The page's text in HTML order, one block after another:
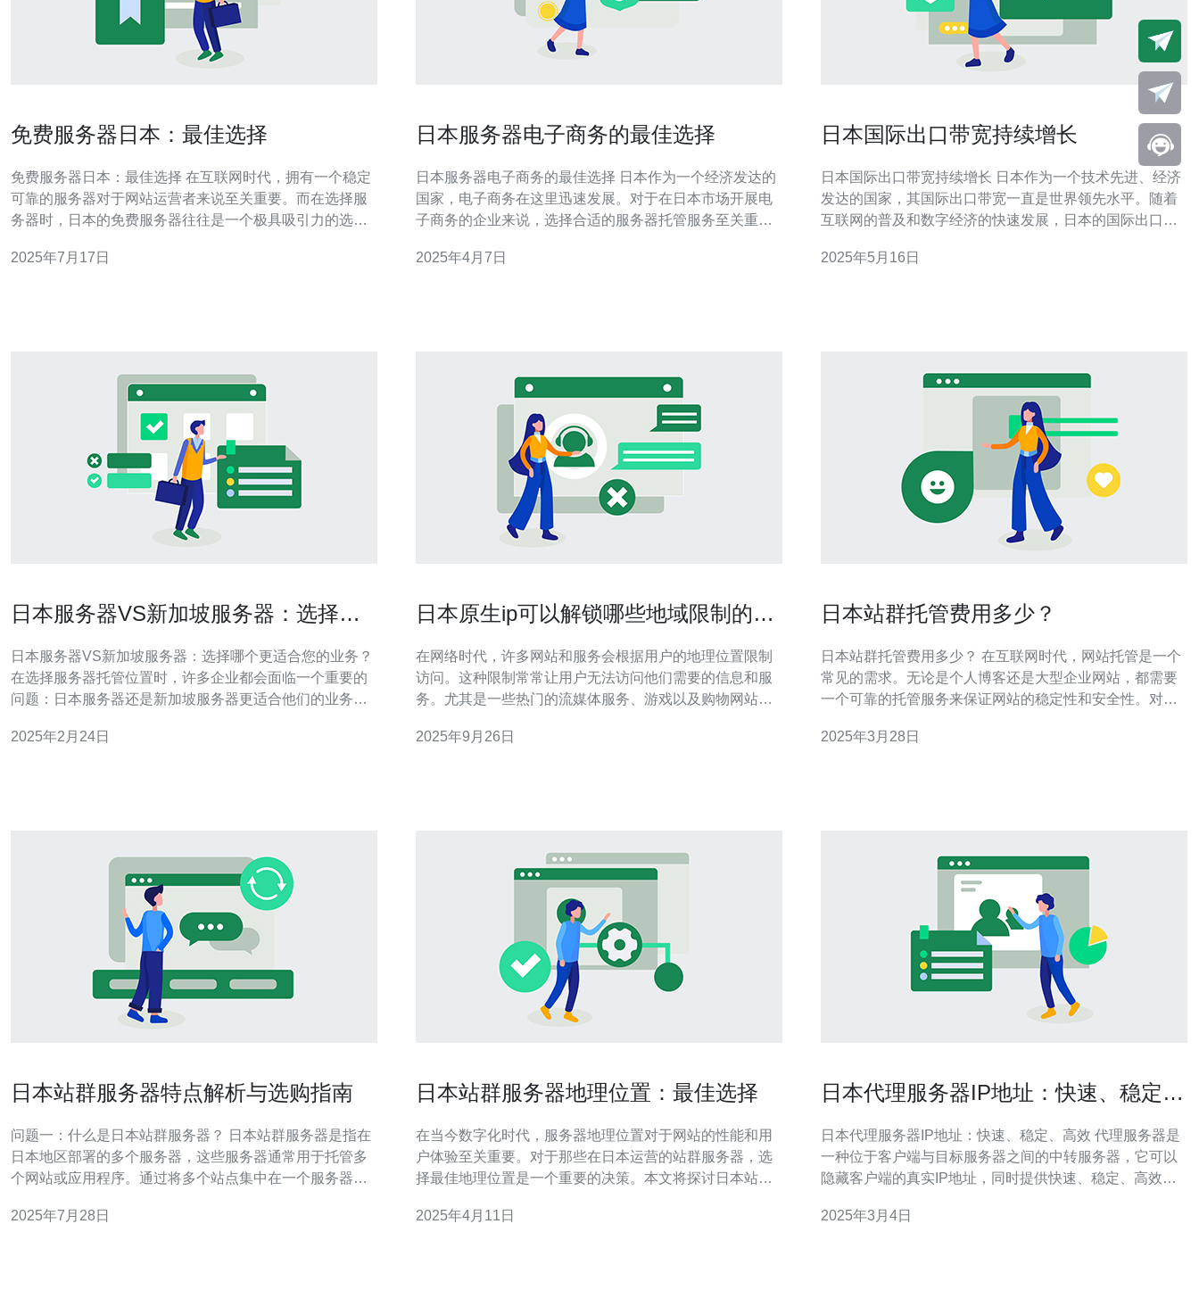
免费服务器日本：最佳选择
免费服务器日本：最佳选择 在互联网时代，拥有一个稳定
可靠的服务器对于网站运营者来说至关重要。而在选择服
务器时，日本的免费服务器往往是一个极具吸引力的选
择最适合自己的免费服务器。 日本作为亚洲国家，其互联
2025年7月17日
日本服务器电子商务的最佳选择
日本服务器电子商务的最佳选择 日本作为一个经济发达的
国家，电子商务在这里迅速发展。对于在日本市场开展电
子商务的企业来说，选择合适的服务器托管服务至关重
务器是电子商务运营的基础设施之一，对于网站的性能和
2025年4月7日
日本国际出口带宽持续增长
日本国际出口带宽持续增长 日本作为一个技术先进、经济
发达的国家，其国际出口带宽一直是世界领先水平。随着
互联网的普及和数字经济的快速发展，日本的国际出口带
续增长的趋势。据统计数据显示，日本的国际出口带宽每
2025年5月16日
日本服务器VS新加坡服务器：选择哪
日本服务器VS新加坡服务器：选择哪个更适合您的业务？
在选择服务器托管位置时，许多企业都会面临一个重要的
问题：日本服务器还是新加坡服务器更适合他们的业务需
出正确的决策。 日本是亚洲最大的经济体之一，拥有强大
2025年2月24日
日本原生ip可以解锁哪些地域限制的网
在网络时代，许多网站和服务会根据用户的地理位置限制
访问。这种限制常常让用户无法访问他们需要的信息和服
务。尤其是一些热门的流媒体服务、游戏以及购物网站，
题，越来越多的人开始选择使用日本原生IP来解锁这些地
2025年9月26日
日本站群托管费用多少？
日本站群托管费用多少？ 在互联网时代，网站托管是一个
常见的需求。无论是个人博客还是大型企业网站，都需要
一个可靠的托管服务来保证网站的稳定性和安全性。对于
费用是非常重要的。 日本站群托管的费用因不同的托管服
2025年3月28日
日本站群服务器特点解析与选购指南
问题一：什么是日本站群服务器？ 日本站群服务器是指在
日本地区部署的多个服务器，这些服务器通常用于托管多
个网站或应用程序。通过将多个站点集中在一个服务器
化（SEO）效果的同时，降低运营成本。 问题二：日本站
2025年7月28日
日本站群服务器地理位置：最佳选择
在当今数字化时代，服务器地理位置对于网站的性能和用
户体验至关重要。对于那些在日本运营的站群服务器，选
择最佳地理位置是一个重要的决策。本文将探讨日本站群
作为日本的首都和经济中心，是日本站群服务器的首选之
2025年4月11日
日本代理服务器IP地址：快速、稳定、
日本代理服务器IP地址：快速、稳定、高效 代理服务器是
一种位于客户端与目标服务器之间的中转服务器，它可以
隐藏客户端的真实IP地址，同时提供快速、稳定、高效的
日本代理服务器IP地址是一个不错的选择。 使用日本代理
2025年3月4日